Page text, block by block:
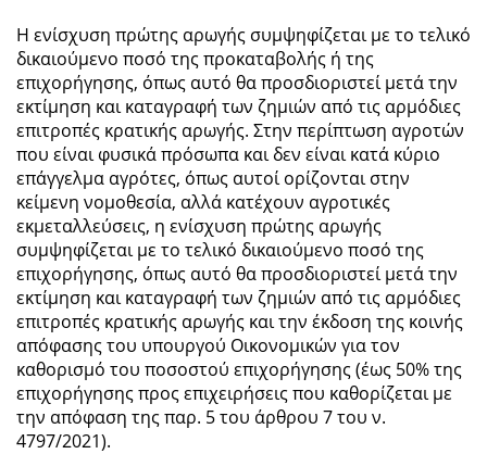
Η ενίσχυση πρώτης αρωγής συμψηφίζεται με το τελικό
δικαιούμενο ποσό της προκαταβολής ή της
επιχορήγησης, όπως αυτό θα προσδιοριστεί μετά την
εκτίμηση και καταγραφή των ζημιών από τις αρμόδιες
επιτροπές κρατικής αρωγής. Στην περίπτωση αγροτών
που είναι φυσικά πρόσωπα και δεν είναι κατά κύριο
επάγγελμα αγρότες, όπως αυτοί ορίζονται στην
κείμενη νομοθεσία, αλλά κατέχουν αγροτικές
εκμεταλλεύσεις, η ενίσχυση πρώτης αρωγής
συμψηφίζεται με το τελικό δικαιούμενο ποσό της
επιχορήγησης, όπως αυτό θα προσδιοριστεί μετά την
εκτίμηση και καταγραφή των ζημιών από τις αρμόδιες
επιτροπές κρατικής αρωγής και την έκδοση της κοινής
απόφασης του υπουργού Οικονομικών για τον
καθορισμό του ποσοστού επιχορήγησης (έως 50% της
επιχορήγησης προς επιχειρήσεις που καθορίζεται με
την απόφαση της παρ. 5 του άρθρου 7 του ν.
4797/2021).